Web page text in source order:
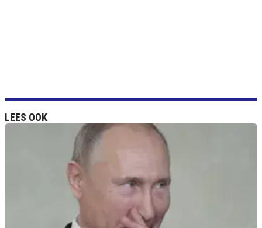
LEES OOK